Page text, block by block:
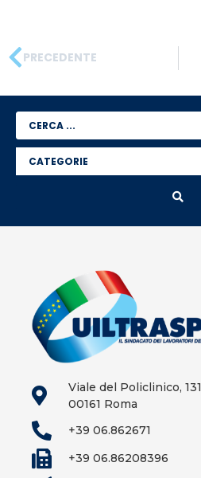
PRECEDENTE
Viale del Policlinico, 131
00161 Roma
+39 06.862671
+39 06.86208396